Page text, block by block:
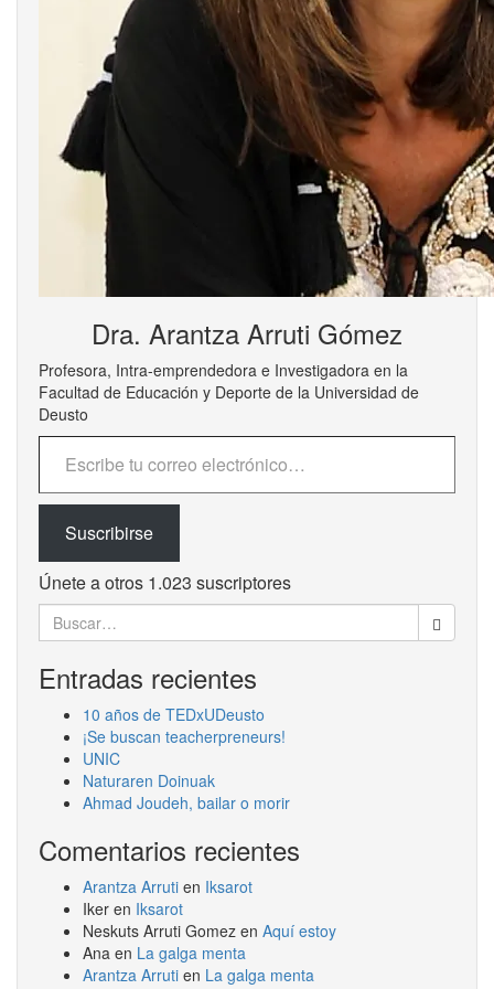
Dra. Arantza Arruti Gómez
Profesora, Intra-emprendedora e Investigadora en la
Facultad de Educación y Deporte de la Universidad de
Deusto
Escribe tu correo electrónico…
Suscribirse
Únete a otros 1.023 suscriptores
Buscar:
Entradas recientes
10 años de TEDxUDeusto
¡Se buscan teacherpreneurs!
UNIC
Naturaren Doinuak
Ahmad Joudeh, bailar o morir
Comentarios recientes
Arantza Arruti en Iksarot
Iker en Iksarot
Neskuts Arruti Gomez en Aquí estoy
Ana en La galga menta
Arantza Arruti en La galga menta